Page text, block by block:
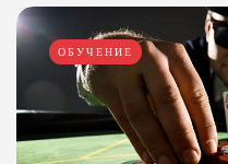
ОБУЧЕНИЕ